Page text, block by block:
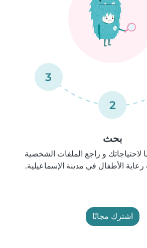
2
3
بحث
و راجع الملفات الشخصية
الأطفال في مدينة الإسماعيلية.
اشترك مجانًا